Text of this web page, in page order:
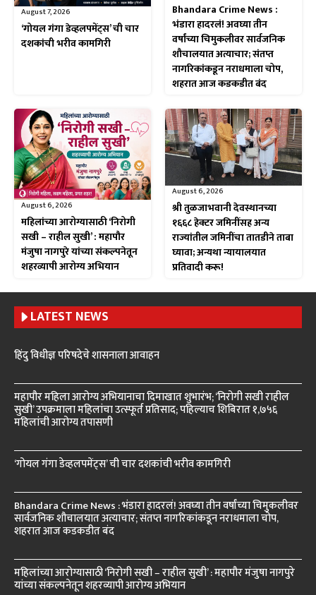
August 7, 2026
‘गोयल गंगा डेव्हलपमेंट्स’ ची चार
दशकांची भरीव कामगिरी
Bhandara Crime News :
भंडारा हादरलं! अवघ्या तीन
वर्षांच्या चिमुकलीवर सार्वजनिक
शौचालयात अत्याचार; संतप्त
नागरिकांकडून नराधमाला चोप,
शहरात आज कडकडीत बंद
August 6, 2026
महिलांच्या आरोग्यासाठी ‘निरोगी
सखी – राहील सुखी’ : महापौर
मंजुषा नागपुरे यांच्या संकल्पनेतून
शहरव्यापी आरोग्य अभियान
August 6, 2026
श्री तुळजाभवानी देवस्थानच्या
१६६८ हेक्टर जमिनींसह अन्य
राज्यांतील जमिनींचा तातडीने ताबा
घ्यावा; अन्यथा न्यायालयात
प्रतिवादी करू!
LATEST NEWS
हिंदु विधीज्ञ परिषदेचे शासनाला आवाहन
महापौर महिला आरोग्य अभियानाचा दिमाखात शुभारंभ; ‘निरोगी सखी राहील
सुखी’ उपक्रमाला महिलांचा उत्स्फूर्त प्रतिसाद; पहिल्याच शिबिरात १,७५६
महिलांची आरोग्य तपासणी
‘गोयल गंगा डेव्हलपमेंट्स’ ची चार दशकांची भरीव कामगिरी
Bhandara Crime News : भंडारा हादरलं! अवघ्या तीन वर्षांच्या चिमुकलीवर
सार्वजनिक शौचालयात अत्याचार; संतप्त नागरिकांकडून नराधमाला चोप,
शहरात आज कडकडीत बंद
महिलांच्या आरोग्यासाठी ‘निरोगी सखी – राहील सुखी’ : महापौर मंजुषा नागपुरे
यांच्या संकल्पनेतून शहरव्यापी आरोग्य अभियान